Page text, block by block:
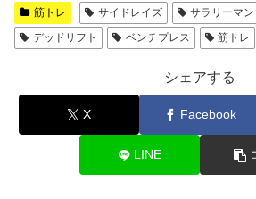
筋トレ サイドレイズ サラリーマン
デッドリフト
ベンチプレス 筋トレ
シェアする
X Facebook
LINE